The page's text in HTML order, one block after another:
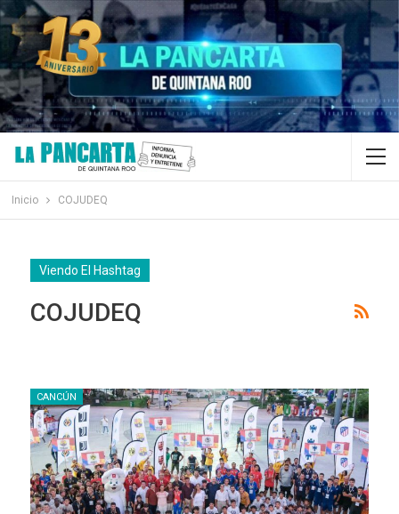
Inicio COJUDEQ
Viendo El Hashtag
COJUDEQ
CANCÚN